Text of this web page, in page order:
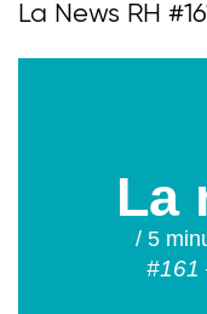
La News RH
La
/ 5
#161